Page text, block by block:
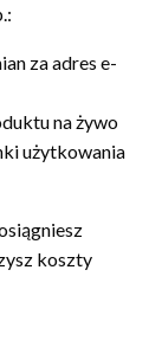
za adres e-
na żywo
użytkowania
koszty